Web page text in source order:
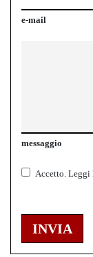
e-mail
messaggio
Accetto. Leggi
INVIA